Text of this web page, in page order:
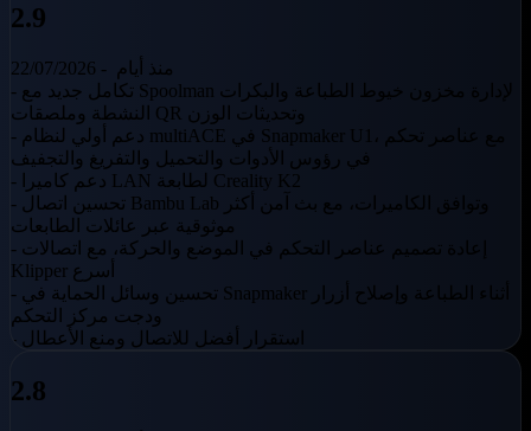
2.9
22/07/2026 - منذ أيام
- تكامل جديد مع Spoolman لإدارة مخزون خيوط الطباعة والبكرات
النشطة وملصقات QR وتحديثات الوزن
- دعم أولي لنظام multiACE في Snapmaker U1، مع عناصر تحكم
في رؤوس الأدوات والتحميل والتفريغ والتجفيف
- دعم كاميرا LAN لطابعة Creality K2
- تحسين اتصال Bambu Lab وتوافق الكاميرات، مع بث آمن أكثر
موثوقية عبر عائلات الطابعات
- إعادة تصميم عناصر التحكم في الموضع والحركة، مع اتصالات
Klipper أسرع
- تحسين وسائل الحماية في Snapmaker أثناء الطباعة وإصلاح أزرار
ودجت مركز التحكم
- استقرار أفضل للاتصال ومنع الأعطال
2.8